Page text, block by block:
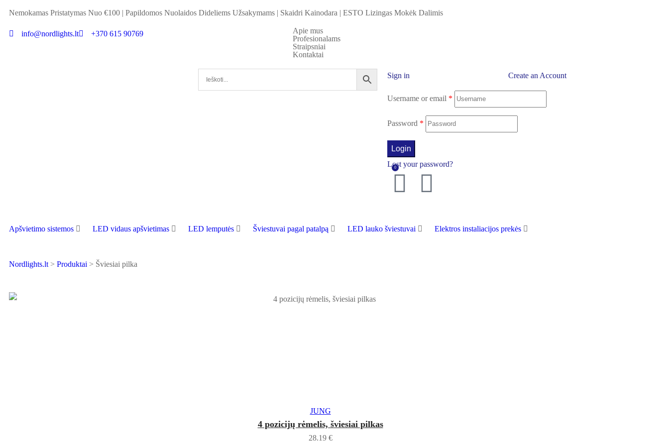
Nemokamas Pristatymas Nuo €100 | Papildomos Nuolaidos Dideliems Užsakymams | Skaidri Kainodara | ESTO Lizingas Mokėk Dalimis
info@nordlights.lt +370 615 90769
Apie mus
Profesionalams
Straipsniai
Kontaktai
Sign in Create an Account
Username or email *
Password *
Login
Lost your password?
0
Apšvietimo sistemos LED vidaus apšvietimas LED lemputės Šviestuvai pagal patalpą LED lauko šviestuvai Elektros instaliacijos prekės
Nordlights.lt > Produktai > Šviesiai pilka
Į KREPŠELĮ
JUNG
4 pozicijų rėmelis, šviesiai pilkas
28.19 €